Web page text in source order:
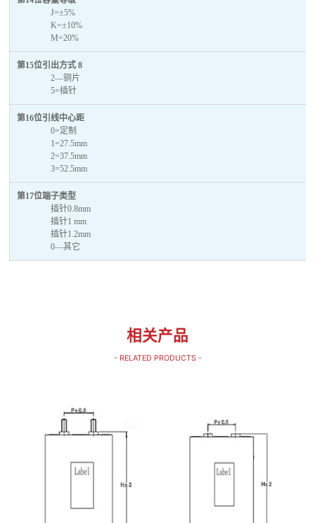
J=±5%
K=±10%
M=20%
第15位引出方式 8
2—铜片
5=插针
第16位引线中心距
0=定制
1=27.5mm
2=37.5mm
3=52.5mm
第17位端子类型
插针0.8mm
插针1 mm
插针1.2mm
0—其它
相关产品
- RELATED PRODUCTS -